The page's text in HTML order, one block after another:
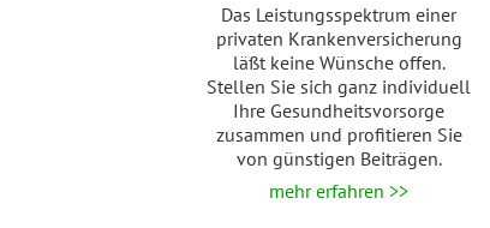
Das Leistungsspektrum einer
privaten Krankenversicherung
läßt keine Wünsche offen.
Stellen Sie sich ganz individuell
Ihre Gesundheitsvorsorge
zusammen und profitieren Sie
von günstigen Beiträgen.
mehr erfahren >>